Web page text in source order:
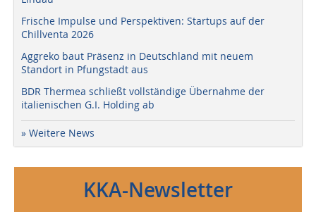
Frische Impulse und Perspektiven: Startups auf der
Chillventa 2026
Aggreko baut Präsenz in Deutschland mit neuem
Standort in Pfungstadt aus
BDR Thermea schließt vollständige Übernahme der
italienischen G.I. Holding ab
» Weitere News
KKA-Newsletter